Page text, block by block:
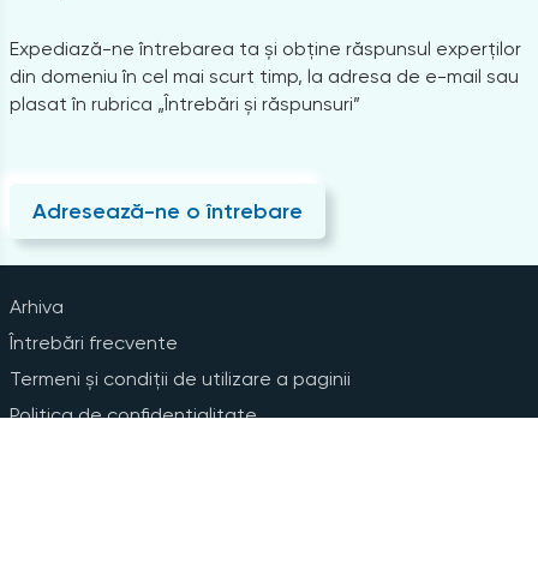
Expediază-ne întrebarea ta și obține răspunsul experților
din domeniu în cel mai scurt timp, la adresa de e-mail sau
plasat în rubrica „Întrebări și răspunsuri”
Adresează-ne o întrebare
Arhiva
Întrebări frecvente
Termeni și condiții de utilizare a paginii
Politica de confidențialitate